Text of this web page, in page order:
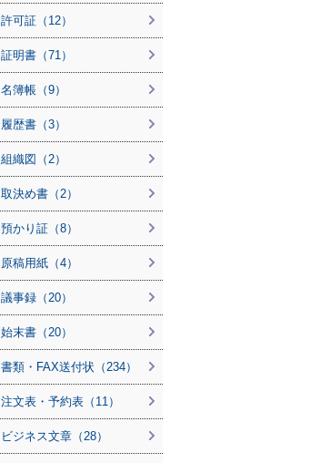
許可証（12）
証明書（71）
名簿帳（9）
履歴書（3）
組織図（2）
取決め書（2）
預かり証（8）
原稿用紙（4）
議事録（20）
始末書（20）
書類・FAX送付状（234）
注文表・予約表（11）
ビジネス文章（28）